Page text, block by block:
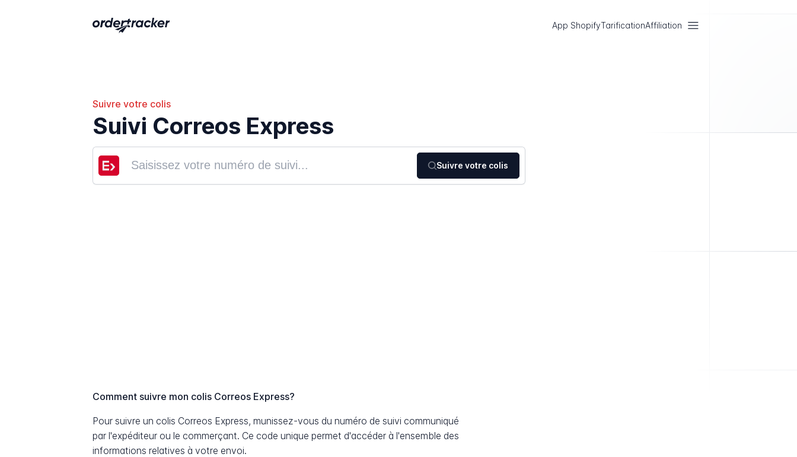
App ShopifyTarificationAffiliation
Suivre votre colis
Suivi Correos Express
Suivre votre colis
Comment suivre mon colis Correos Express?
Pour suivre un colis Correos Express, munissez-vous du numéro de suivi communiqué
par l'expéditeur ou le commerçant. Ce code unique permet d'accéder à l'ensemble des
informations relatives à votre envoi.